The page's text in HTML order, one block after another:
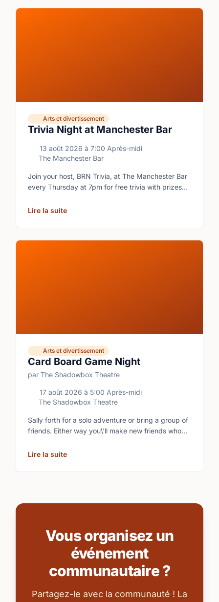
Trivia Night at Manchester Bar
Arts et divertissement
13 août 2026 à 7:00 Après-midi
The Manchester Bar
Join your host, BRN Trivia, at The Manchester Bar
every Thursday at 7pm for free trivia with prizes
Lire la suite
Card Board Game Night
par The Shadowbox Theatre
Arts et divertissement
17 août 2026 à 5:00 Après-midi
The Shadowbox Theatre
Sally forth for a solo adventure or bring a group of
friends. Either way you\'ll make new friends who
Lire la suite
Vous organisez un
événement
communautaire ?
Partagez-le avec la communauté ! La